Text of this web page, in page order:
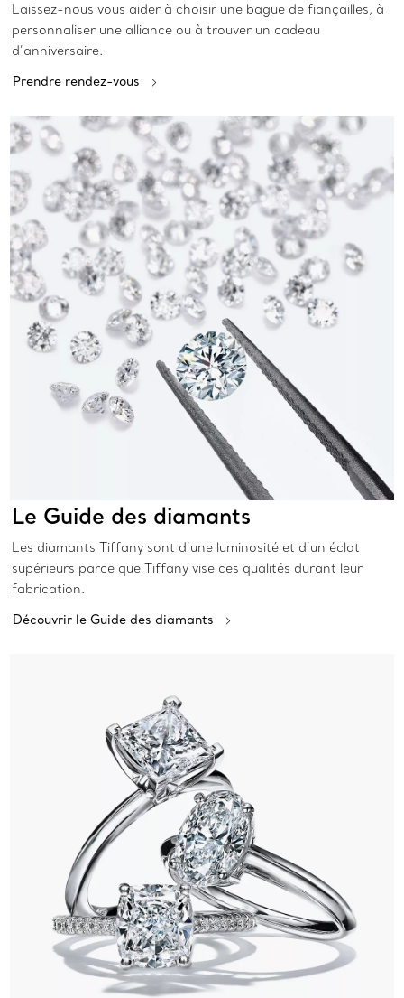
Laissez-nous vous aider à choisir une bague de fiançailles, à
personnaliser une alliance ou à trouver un cadeau
d’anniversaire.
Prendre rendez-vous
Le Guide des diamants
Les diamants Tiffany sont d’une luminosité et d’un éclat
supérieurs parce que Tiffany vise ces qualités durant leur
fabrication.
Découvrir le Guide des diamants